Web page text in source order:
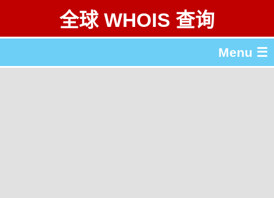
全球 WHOIS 查询
Menu ☰